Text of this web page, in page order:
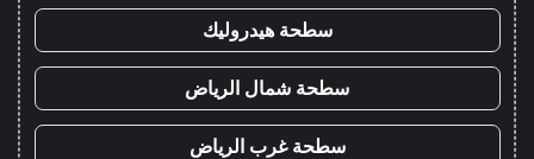
سطحة هيدروليك
سطحة شمال الرياض
سطحة غرب الرياض